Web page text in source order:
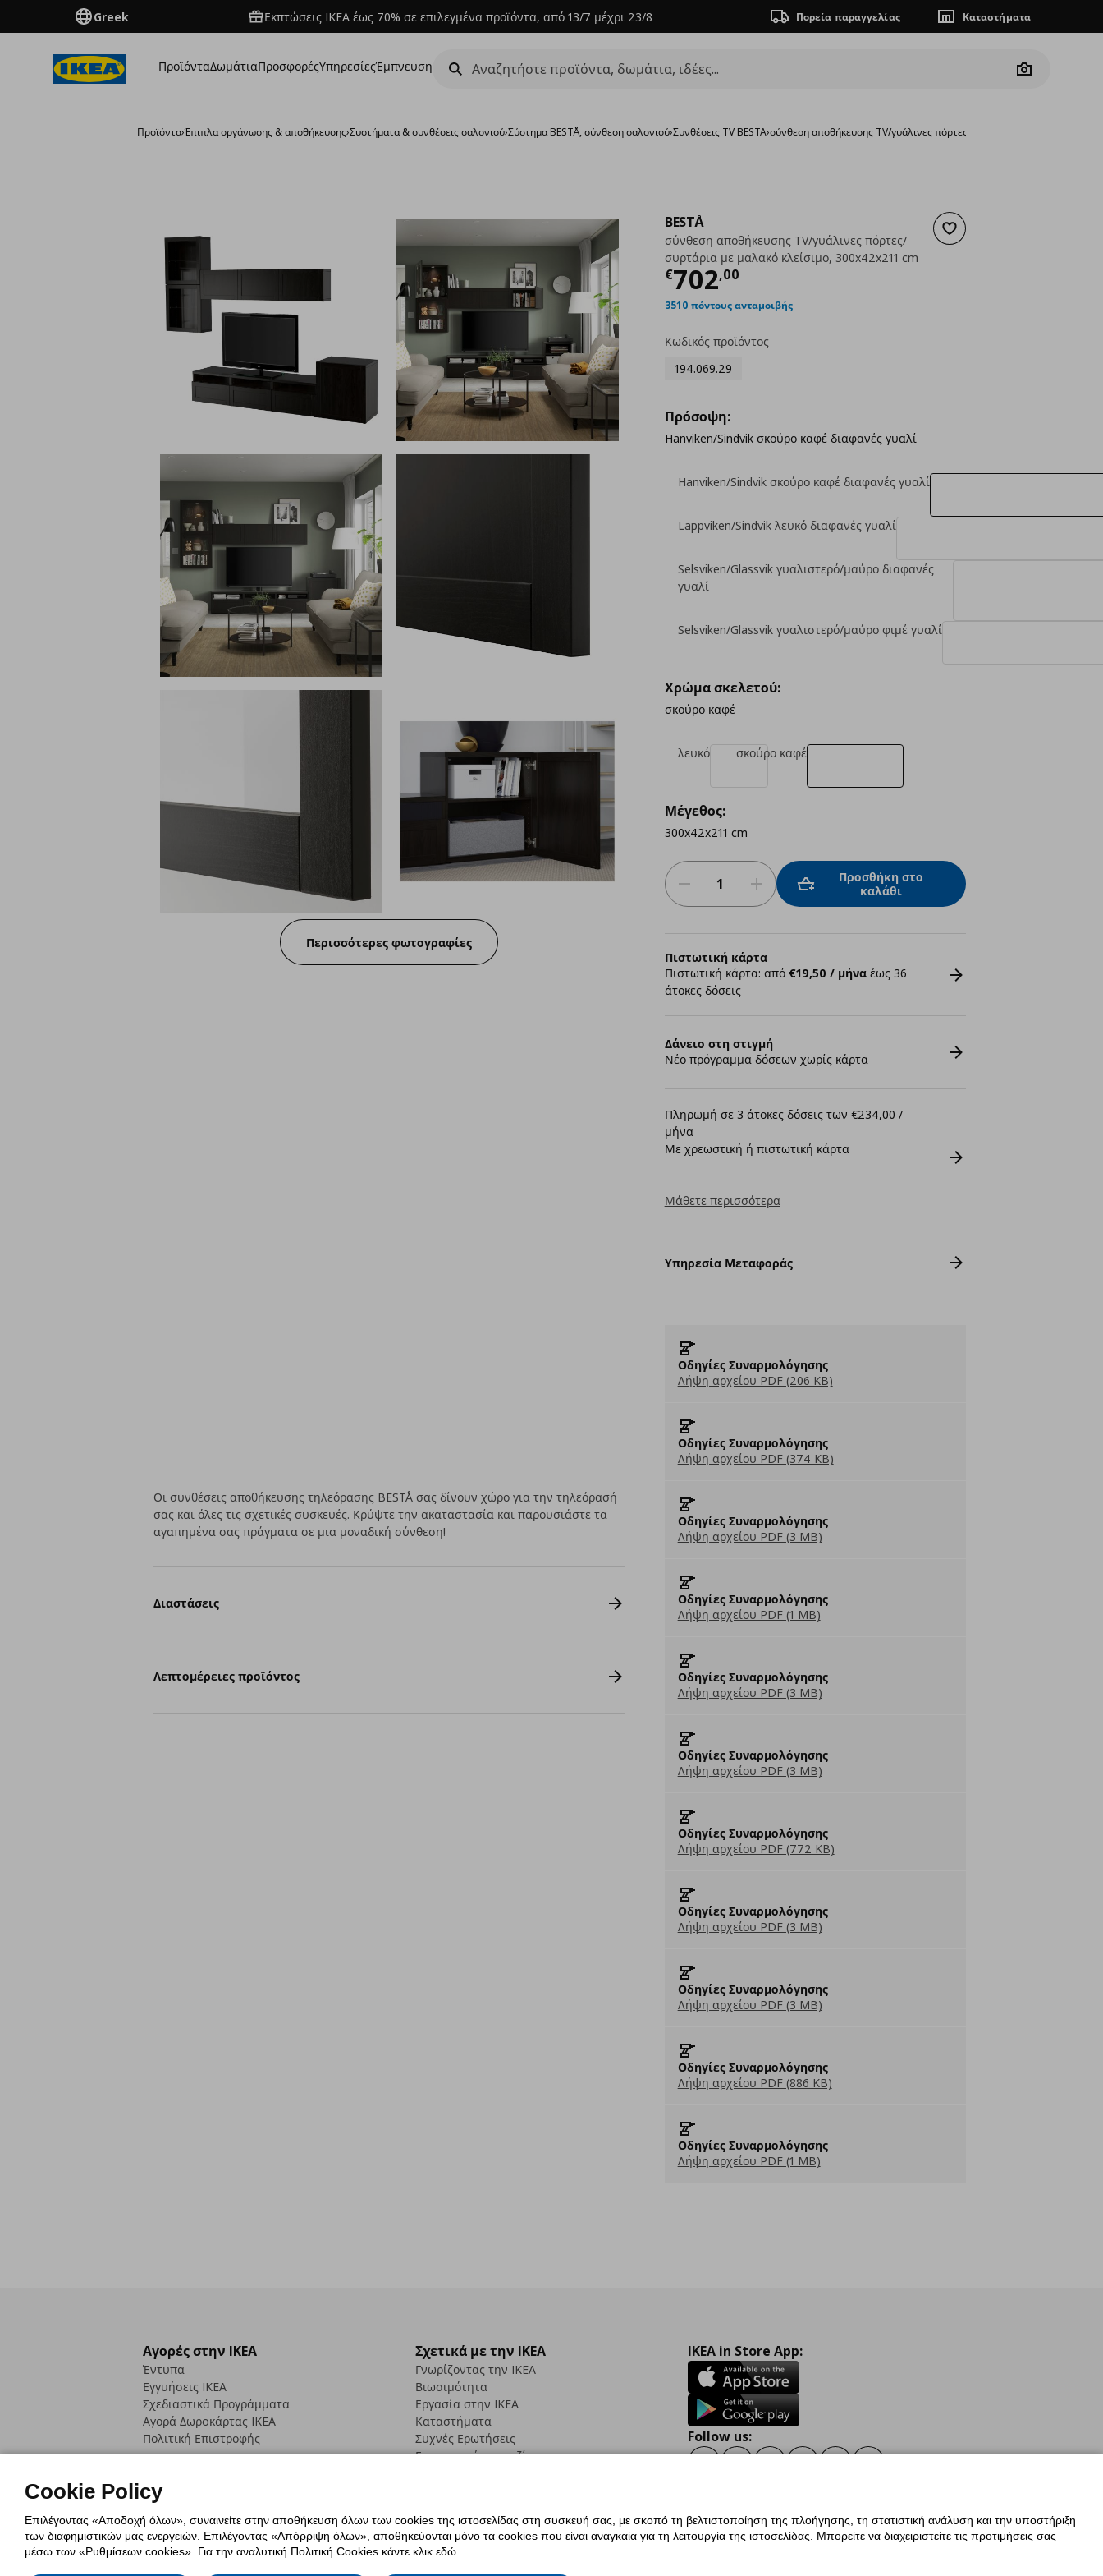
Greek Εκπτώσεις IKEA έως 70% σε επιλεγμένα προϊόντα, από 13/7 μέχρι 23/8 Πορεία παραγγελίας Καταστήματα
ΠροϊόνταΔωμάτιαΠροσφορέςΥπηρεσίεςΈμπνευση
Camera
Προϊόντα›Έπιπλα οργάνωσης & αποθήκευσης›Συστήματα & συνθέσεις σαλονιού›Σύστημα BESTÅ, σύνθεση σαλονιού›Συνθέσεις TV BESTA›σύνθεση αποθήκευσης TV/γυάλινες πόρτες/συρτάρια με μαλακό
Περισσότερες φωτογραφίες
Προσθήκη στα αγαπημένα
BESTÅ
σύνθεση αποθήκευσης TV/γυάλινες πόρτες/
συρτάρια με μαλακό κλείσιμο, 300x42x211 cm
€702,00
Τρέχουσα τιμή
3510 πόντους ανταμοιβής
Κωδικός προϊόντος
194.069.29
Πρόσοψη:
Hanviken/Sindvik σκούρο καφέ διαφανές γυαλί
Hanviken/Sindvik σκούρο καφέ διαφανές γυαλί
Lappviken/Sindvik λευκό διαφανές γυαλί
Selsviken/Glassvik γυαλιστερό/μαύρο διαφανές
γυαλί
Selsviken/Glassvik γυαλιστερό/μαύρο φιμέ γυαλί
Χρώμα σκελετού:
σκούρο καφέ
λευκό σκούρο καφέ
Μέγεθος:
300x42x211 cm
Προσθήκη στο
καλάθι
Πιστωτική κάρτα
Πιστωτική κάρτα: από €19,50 / μήναέως 36
άτοκες δόσεις
Δάνειο στη στιγμή
Νέο πρόγραμμα δόσεων χωρίς κάρτα
Πληρωμή σε 3 άτοκες δόσεις των €234,00 /
μήνα
Με χρεωστική ή πιστωτική κάρτα
Μάθετε περισσότερα
Υπηρεσία Μεταφοράς
Οδηγίες Συναρμολόγησης
Λήψη αρχείου PDF (206 KB)
Οδηγίες Συναρμολόγησης
Λήψη αρχείου PDF (374 KB)
Οδηγίες Συναρμολόγησης
Λήψη αρχείου PDF (3 MB)
Οδηγίες Συναρμολόγησης
Λήψη αρχείου PDF (1 MB)
Οδηγίες Συναρμολόγησης
Λήψη αρχείου PDF (3 MB)
Οδηγίες Συναρμολόγησης
Λήψη αρχείου PDF (3 MB)
Οδηγίες Συναρμολόγησης
Λήψη αρχείου PDF (772 KB)
Οδηγίες Συναρμολόγησης
Λήψη αρχείου PDF (3 MB)
Οδηγίες Συναρμολόγησης
Λήψη αρχείου PDF (3 MB)
Οδηγίες Συναρμολόγησης
Λήψη αρχείου PDF (886 KB)
Οδηγίες Συναρμολόγησης
Λήψη αρχείου PDF (1 MB)
Οι συνθέσεις αποθήκευσης τηλεόρασης BESTÅ σας δίνουν χώρο για την τηλεόρασή
σας και όλες τις σχετικές συσκευές. Κρύψτε την ακαταστασία και παρουσιάστε τα
αγαπημένα σας πράγματα σε μια μοναδική σύνθεση!
Διαστάσεις
Λεπτομέρειες προϊόντος
Αγορές στην IKEA
Έντυπα
Εγγυήσεις IKEA
Σχεδιαστικά Προγράμματα
Αγορά Δωρoκάρτας IKEA
Πολιτική Επιστροφής
Σχετικά με την IKEA
Γνωρίζοντας την IKEA
Βιωσιμότητα
Εργασία στην IKEA
Καταστήματα
Συχνές Ερωτήσεις
Επικοινωνήστε μαζί μας
IKEA in Store App:
Follow us:
Πολιτική Cookies Δήλωση ψηφιακής προσβασιμότητας
Γενική Πολιτική Προσωπικών Δεδομένων
Cookie Policy
Επιλέγοντας «Αποδοχή όλων», συναινείτε στην αποθήκευση όλων των cookies της ιστοσελίδας στη συσκευή σας, με σκοπό τη βελτιστοποίηση της πλοήγησης, τη στατιστική ανάλυση και την υποστήριξη
των διαφημιστικών μας ενεργειών. Επιλέγοντας «Απόρριψη όλων», αποθηκεύονται μόνο τα cookies που είναι αναγκαία για τη λειτουργία της ιστοσελίδας. Μπορείτε να διαχειριστείτε τις προτιμήσεις σας
μέσω των «Ρυθμίσεων cookies». Για την αναλυτική Πολιτική Cookies κάντε κλικ εδώ.